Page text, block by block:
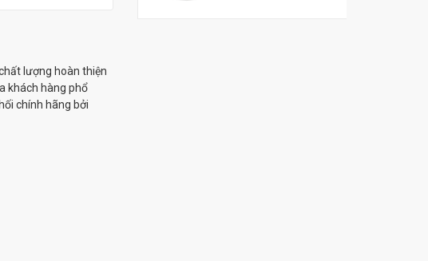
lượng hoàn thiện
khách hàng phổ
chính hãng bởi